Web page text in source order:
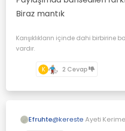
Biraz mantık
Karışıklıkların içinde dahi birbirine
vardır.
K 2 Cevap
Efruhte@kereste Ayeti